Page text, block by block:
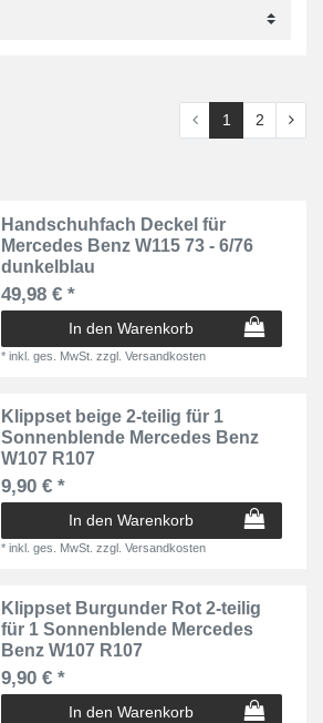
1 2
Handschuhfach Deckel für
Mercedes Benz W115 73 - 6/76
dunkelblau
49,98 € *
In den Warenkorb
*inkl. ges. MwSt. zzgl.Versandkosten
Klippset beige 2-teilig für 1
Sonnenblende Mercedes Benz
W107 R107
9,90 € *
In den Warenkorb
*inkl. ges. MwSt. zzgl.Versandkosten
Klippset Burgunder Rot 2-teilig
für 1 Sonnenblende Mercedes
Benz W107 R107
9,90 € *
In den Warenkorb